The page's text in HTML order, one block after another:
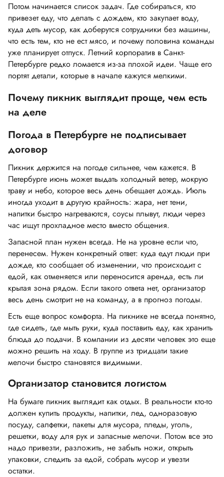
Потом начинается список задач. Где собираться, кто
привезет еду, что делать с дождем, кто закупает воду,
куда деть мусор, как доберутся сотрудники без машины,
что есть тем, кто не ест мясо, и почему половина команды
уже планирует отпуск. Летний корпоратив в Санкт-
Петербурге редко ломается из-за плохой идеи. Чаще его
портят детали, которые в начале кажутся мелкими.
Почему пикник выглядит проще, чем есть
на деле
Погода в Петербурге не подписывает
договор
Пикник держится на погоде сильнее, чем кажется. В
Петербурге июнь может выдать холодный ветер, мокрую
траву и небо, которое весь день обещает дождь. Июль
иногда уходит в другую крайность: жара, нет тени,
напитки быстро нагреваются, соусы плывут, люди через
час ищут прохладное место вместо общения.
Запасной план нужен всегда. Не на уровне если что,
перенесем. Нужен конкретный ответ: куда едут люди при
дожде, кто сообщает об изменении, что происходит с
едой, как отменяется или переносится аренда, есть ли
крытая зона рядом. Если такого ответа нет, организатор
весь день смотрит не на команду, а в прогноз погоды.
Есть еще вопрос комфорта. На пикнике не всегда понятно,
где сидеть, где мыть руки, куда поставить еду, как хранить
блюда до подачи. В компании из десяти человек это еще
можно решить на ходу. В группе из тридцати такие
мелочи быстро становятся видимыми.
Организатор становится логистом
На бумаге пикник выглядит как отдых. В реальности кто-то
должен купить продукты, напитки, лед, одноразовую
посуду, салфетки, пакеты для мусора, пледы, уголь,
решетки, воду для рук и запасные мелочи. Потом все это
надо привезти, разложить, не забыть ножи, открыть
упаковки, следить за едой, собрать мусор и увезти
остатки.